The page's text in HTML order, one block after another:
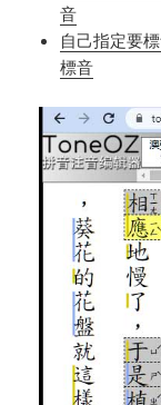
音
自己指定要
標音